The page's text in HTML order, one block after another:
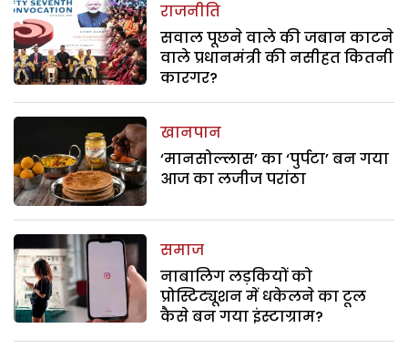
राजनीति
सवाल पूछने वाले की जबान काटने
वाले प्रधानमंत्री की नसीहत कितनी
कारगर?
खानपान
‘मानसोल्लास’ का ‘पुर्पटा’ बन गया
आज का लजीज परांठा
समाज
नाबालिग लड़कियों को
प्रोस्टिट्यूशन में धकेलने का टूल
कैसे बन गया इंस्टाग्राम?